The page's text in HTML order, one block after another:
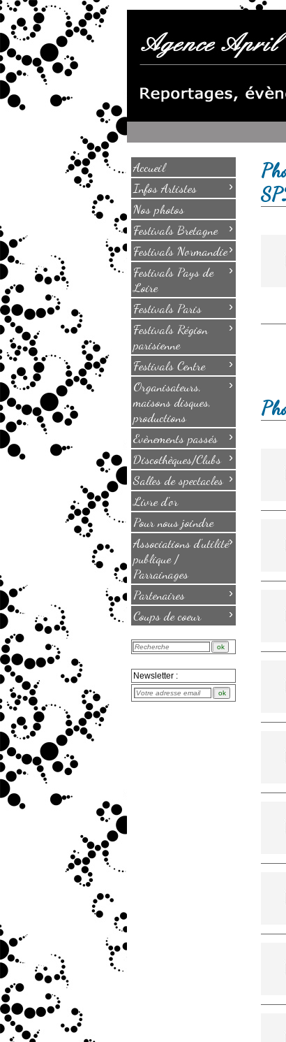
Accueil
Infos Artistes
›
Nos photos
Festivals Bretagne
›
Festivals Normandie›
Festivals Pays de
Loire
›
Festivals Paris ›
Festivals Région
parisienne
›
Festivals Centre ›
Organisateurs,
maisons disques,
productions
›
Evènements passés ›
Discothèques/Clubs ›
Salles de spectacles ›
Livre d'or
Pour nous joindre
Associations d'utilité
publique /
Parrainages
›
Partenaires ›
Coups de coeur ›
Newsletter :